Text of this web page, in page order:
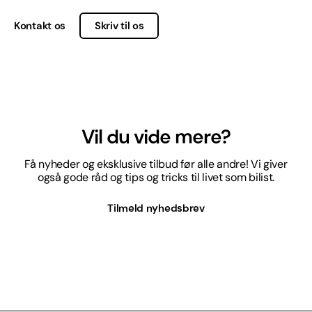
Kontakt os Skriv til os
Vil du vide mere?
Få nyheder og eksklusive tilbud før alle andre! Vi giver
også gode råd og tips og tricks til livet som bilist.
Tilmeld nyhedsbrev